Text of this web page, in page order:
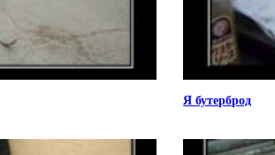
Я бутерброд